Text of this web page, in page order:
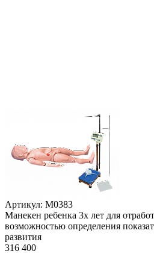
Артикул: М0383
Манекен ребенка 3х лет для
возможностью определения
развития
316 400